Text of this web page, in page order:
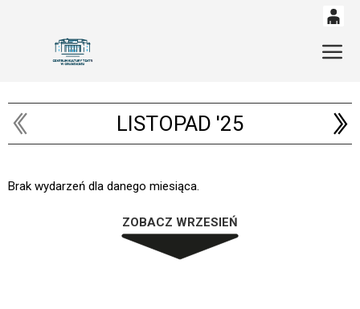
14 53
LISTOPAD '25
Brak wydarzeń dla danego miesiąca.
ZOBACZ WRZESIEŃ